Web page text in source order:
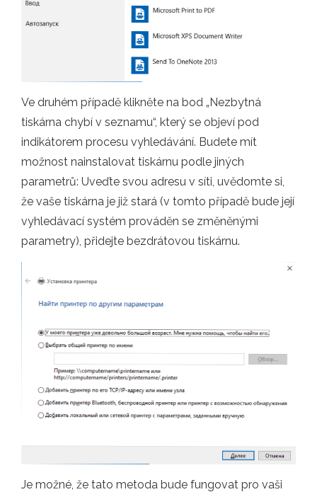
Ve druhém případě klikněte na bod „Nezbytná
tiskárna chybí v seznamu“, který se objeví pod
indikátorem procesu vyhledávání. Budete mít
možnost nainstalovat tiskárnu podle jiných
parametrů: Uveďte svou adresu v síti, uvědomte si,
že vaše tiskárna je již stará (v tomto případě bude její
vyhledávací systém prováděn se změněnými
parametry), přidejte bezdrátovou tiskárnu.
Je možné, že tato metoda bude fungovat pro vaši